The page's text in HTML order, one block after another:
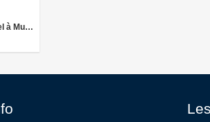
Tous les biens éligibles en Loi Pinel à Mulhouse